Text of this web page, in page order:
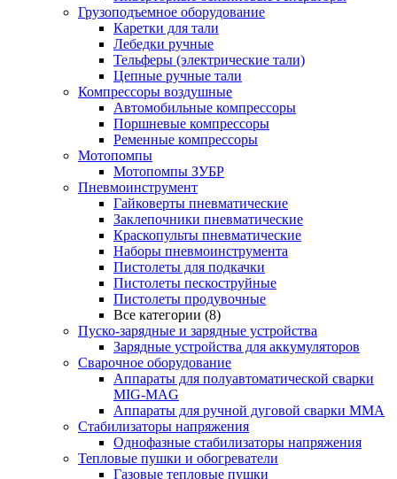
Грузоподъемное оборудование
Каретки для тали
Лебедки ручные
Тельферы (электрические тали)
Цепные ручные тали
Компрессоры воздушные
Автомобильные компрессоры
Поршневые компрессоры
Ременные компрессоры
Мотопомпы
Мотопомпы ЗУБР
Пневмоинструмент
Гайковерты пневматические
Заклепочники пневматические
Краскопульты пневматические
Наборы пневмоинструмента
Пистолеты для подкачки
Пистолеты пескоструйные
Пистолеты продувочные
Все категории (8)
Пуско-зарядные и зарядные устройства
Зарядные устройства для аккумуляторов
Сварочное оборудование
Аппараты для полуавтоматической сварки
MIG-MAG
Аппараты для ручной дуговой сварки MMA
Стабилизаторы напряжения
Однофазные стабилизаторы напряжения
Тепловые пушки и обогреватели
Газовые тепловые пушки